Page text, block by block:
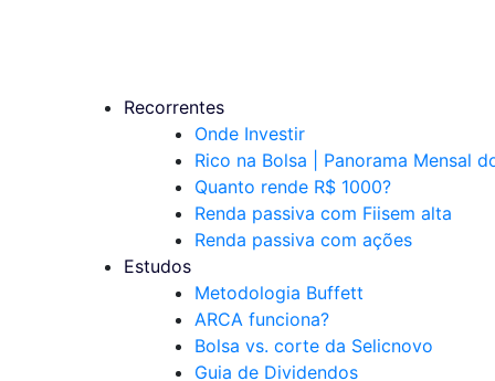
Recorrentes
Onde Investir
Rico na Bolsa | Panorama Mensal
Quanto rende R$ 1000?
Renda passiva com Fiisem alta
Renda passiva com ações
Estudos
Metodologia Buffett
ARCA funciona?
Bolsa vs. corte da Selicnovo
Guia de Dividendos